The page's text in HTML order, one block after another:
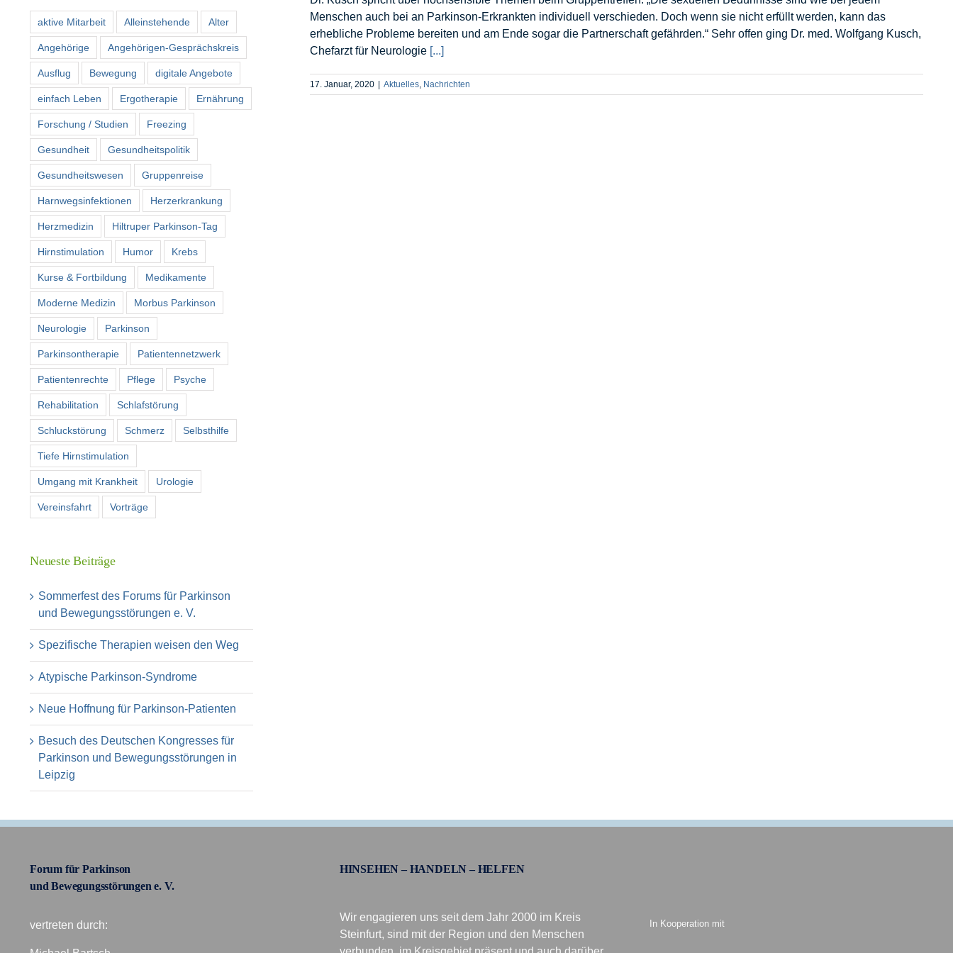
Menschen auch bei an Parkinson-Erkrankten individuell verschieden. Doch wenn sie nicht erfüllt werden, kann das
erhebliche Probleme bereiten und am Ende sogar die Partnerschaft gefährden.“ Sehr offen ging Dr. med. Wolfgang Kusch,
Chefarzt für Neurologie [...]
17. Januar, 2020 Aktuelles, Nachrichten
aktive Mitarbeit Alleinstehende Alter
Angehörige Angehörigen-Gesprächskreis
Ausflug Bewegung digitale Angebote
einfach Leben Ergotherapie Ernährung
Forschung / Studien Freezing
Gesundheit Gesundheitspolitik
Gesundheitswesen Gruppenreise
Harnwegsinfektionen Herzerkrankung
Herzmedizin Hiltruper Parkinson-Tag
Hirnstimulation Humor Krebs
Kurse & Fortbildung Medikamente
Moderne Medizin Morbus Parkinson
Neurologie Parkinson
Parkinsontherapie Patientennetzwerk
Patientenrechte Pflege Psyche
Rehabilitation Schlafstörung
Schluckstörung Schmerz Selbsthilfe
Tiefe Hirnstimulation
Umgang mit Krankheit Urologie
Vereinsfahrt Vorträge
Neueste Beiträge
Sommerfest des Forums für Parkinson
und Bewegungsstörungen e. V.
Spezifische Therapien weisen den Weg
Atypische Parkinson-Syndrome
Neue Hoffnung für Parkinson-Patienten
Besuch des Deutschen Kongresses für
Parkinson und Bewegungsstörungen in
Leipzig
Forum für Parkinson
und Bewegungsstörungen e. V.
vertreten durch:
HINSEHEN – HANDELN – HELFEN
Wir engagieren uns seit dem Jahr 2000 im Kreis
Steinfurt, sind mit der Region und den Menschen
In Kooperation mit